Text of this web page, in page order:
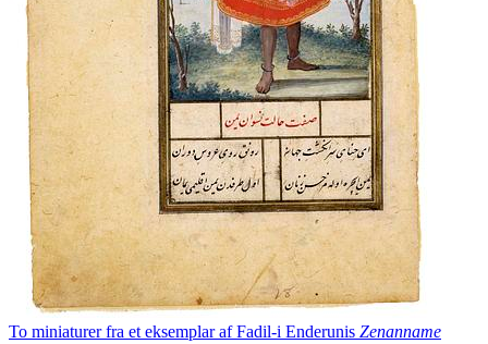
To miniaturer fra et eksemplar af Fadil-i Enderunis Zenanname